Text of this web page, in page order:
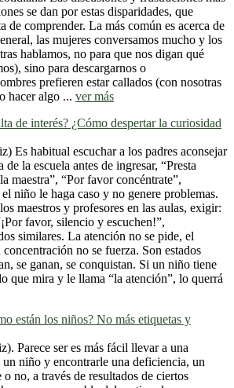
se dan por estas disparidades, que
de comprender. La más común es acerca de
las mujeres conversamos mucho y los
hablamos, no para que nos digan qué
sino para descargarnos o
prefieren estar callados (con nosotras
hacer algo ... ver más
de interés? ¿Cómo despertar la curiosidad
Es habitual escuchar a los padres aconsejar
de la escuela antes de ingresar, “Presta
maestra”, “Por favor concéntrate”,
niño le haga caso y no genere problemas.
maestros y profesores en las aulas, exigir:
favor, silencio y escuchen!”,
similares. La atención no se pide, el
no se fuerza. Son estados
se ganan, se conquistan. Si un niño tiene
que mira y le llama “la atención”, lo querrá
están los niños? No más etiquetas y
Parece ser es más fácil llevar a una
niño y encontrarle una deficiencia, un
no, a través de resultados de ciertos